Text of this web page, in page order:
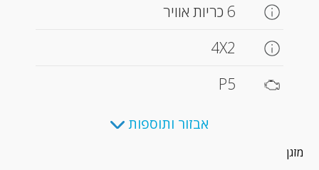
6 כריות אוויר
4X2
P5
אבזור ותוספות
מזגן